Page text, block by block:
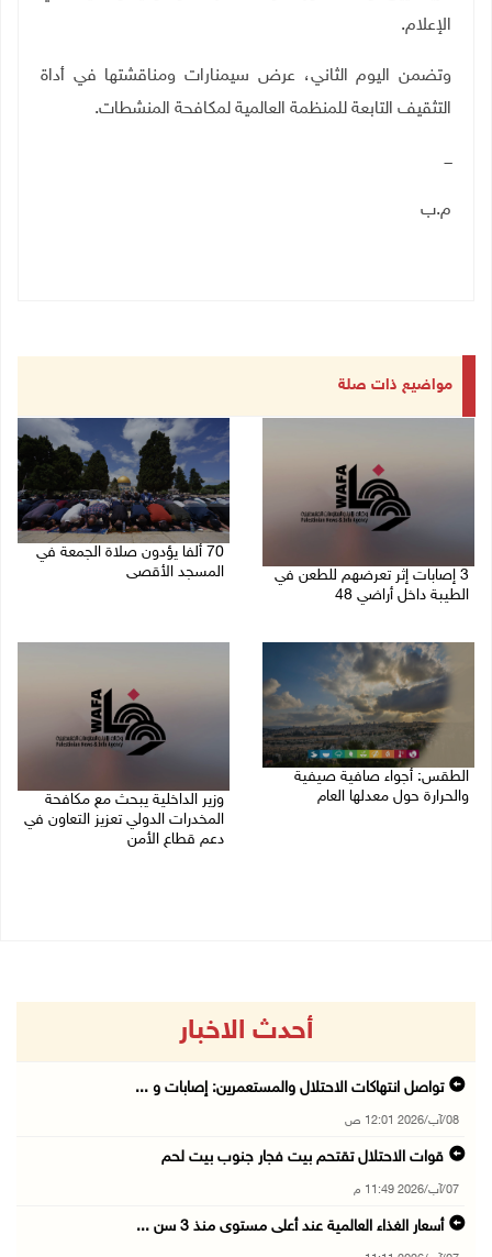
الإعلام.
وتضمن اليوم الثاني، عرض سيمنارات ومناقشتها في أداة
التثقيف التابعة للمنظمة العالمية لمكافحة المنشطات.
ـــ
م.ب
مواضيع ذات صلة
3 إصابات إثر تعرضهم للطعن في
الطيبة داخل أراضي 48
70 ألفا يؤدون صلاة الجمعة في
المسجد الأقصى
الطقس: أجواء صافية صيفية
والحرارة حول معدلها العام
وزير الداخلية يبحث مع مكافحة
المخدرات الدولي تعزيز التعاون في
دعم قطاع الأمن
أحدث الاخبار
تواصل انتهاكات الاحتلال والمستعمرين: إصابات و ...
08/آب/2026 12:01 ص
قوات الاحتلال تقتحم بيت فجار جنوب بيت لحم
07/آب/2026 11:49 م
أسعار الغذاء العالمية عند أعلى مستوى منذ 3 سن ...